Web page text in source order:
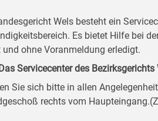
Wels besteht ein
Es bietet Hilfe bei
ohne Voranmeldung erledigt.
Servicecenter des
Sie sich bitte in allen
rechts vom